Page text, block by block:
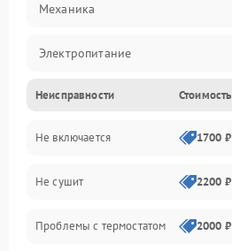
Механика
Электропитание
Нагрев
Механические повреждения
Оптика
Программное обеспечение
Неисправности Стоимость
Не включается 1700 ₽
Не сушит 2200 ₽
Проблемы с термостатом 2000 ₽